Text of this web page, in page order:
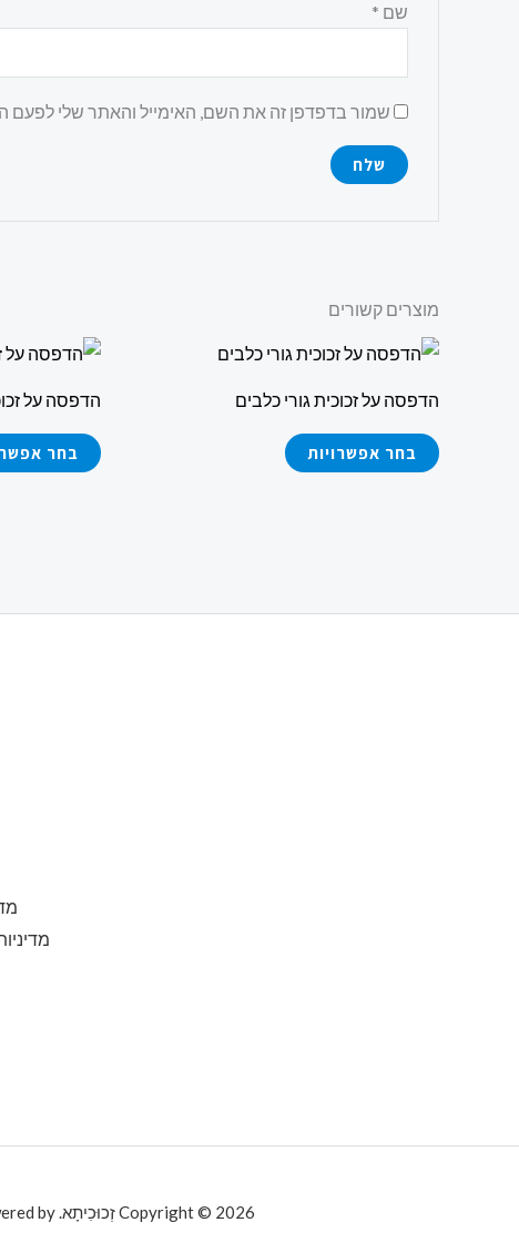
שם *
שמור בדפדפן זה את השם, האימייל והאתר שלי לפעם
מוצרים קשורים
הדפסה על זכוכית גורי כלבים
בחר אפשרויות
למוצר
מספר
האפשרויות
הדפסה על
בחר
Copyright © 2026 זְכוּכִיתָא. Powered by זְכוּכִיתָא.